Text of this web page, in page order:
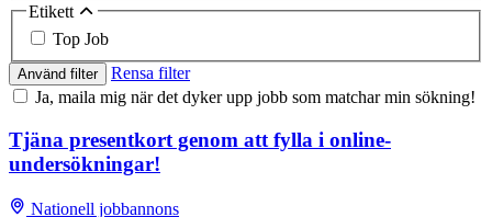
Etikett
Top Job
Använd filter
Rensa filter
Ja, maila mig när det dyker upp jobb som matchar min sökning!
Tjäna presentkort genom att fylla i online-
undersökningar!
Nationell jobbannons